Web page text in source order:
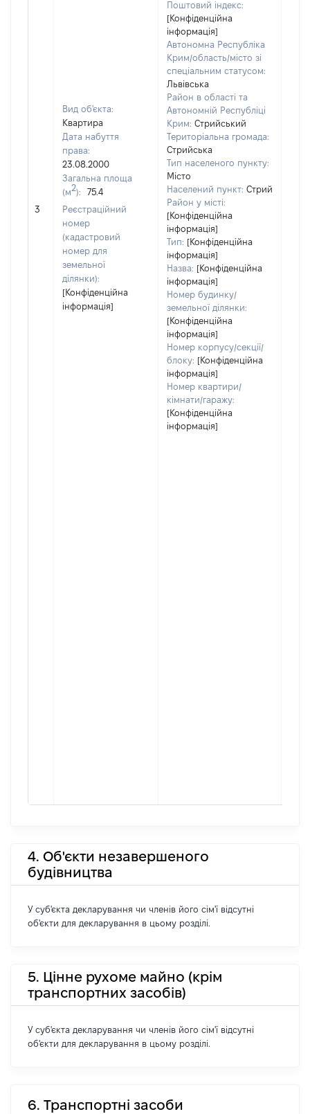
3
Вид об'єкта:
Квартира
Дата набуття
права:
23.08.2000
Загальна площа
(м2):
75.4
Реєстраційний
номер
(кадастровий
номер для
земельної
ділянки):
[Конфіденційна
інформація]
Поштовий індекс:
[Конфіденційна
інформація]
Автономна Республіка
Крим/область/місто зі
спеціальним статусом:
Львівська
Район в області та
Автономній Республіці
Крим: Стрийський
Територіальна громада:
Стрийська
Тип населеного пункту:
Місто
Населений пункт: Стрий
Район у місті:
[Конфіденційна
інформація]
Тип: [Конфіденційна
інформація]
Назва: [Конфіденційна
інформація]
Номер будинку/
земельної ділянки:
[Конфіденційна
інформація]
Номер корпусу/секції/
блоку: [Конфіденційна
інформація]
Номер квартири/
кімнати/гаражу:
[Конфіденційна
інформація]
4. Об'єкти незавершеного
будівництва
У суб'єкта декларування чи членів його сім'ї відсутні
об'єкти для декларування в цьому розділі.
5. Цінне рухоме майно (крім
транспортних засобів)
У суб'єкта декларування чи членів його сім'ї відсутні
об'єкти для декларування в цьому розділі.
6. Транспортні засоби